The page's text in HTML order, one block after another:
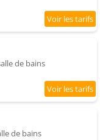
de bains
de bains